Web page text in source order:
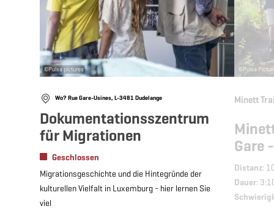
©Pulsa pictures
Wo? Rue Gare-Usines, L-3481 Dudelange
Dokumentationsszentrum
für Migrationen
Geschlossen
Migrationsgeschichte und die Hintegründe der
kulturellen Vielfalt in Luxemburg - hier lernen Sie
viel
©Pulsa
Minett
Gare
Distanz:
Dauer: